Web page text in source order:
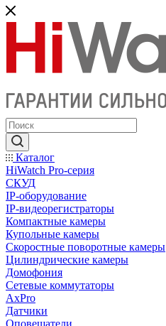
Каталог
HiWatch Pro-серия
CКУД
IP-оборудование
IP-видеорегистраторы
Компактные камеры
Купольные камеры
Скоростные поворотные камеры
Цилиндрические камеры
Домофония
Сетевые коммутаторы
AxPro
Датчики
Оповещатели